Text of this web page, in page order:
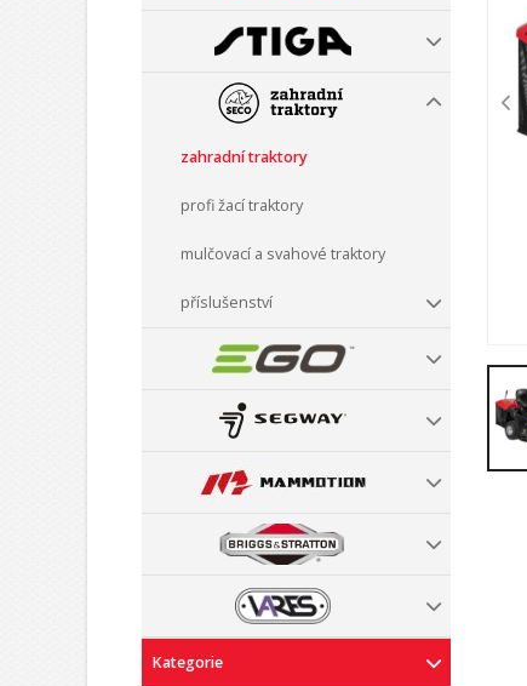
zahradní traktory
profi žací traktory
mulčovací a svahové traktory
příslušenství
Kategorie